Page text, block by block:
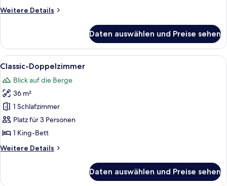
anzeigen
Weitere Details
Weitere
1 King-
Bett,
Seeblick
(Ambassador)
Daten auswählen und Preise sehen
Alle
Fotos
für
Classic-
Doppelzimmer
anzeigen
Ein Hotelzimmer mit einem großen
5
Classic-Doppelzimmer
Blick auf die Berge
36 m²
1 Schlafzimmer
Platz für 3 Personen
1 King-Bett
Weitere Details
Weitere
Doppelzimmer
Daten auswählen und Preise sehen